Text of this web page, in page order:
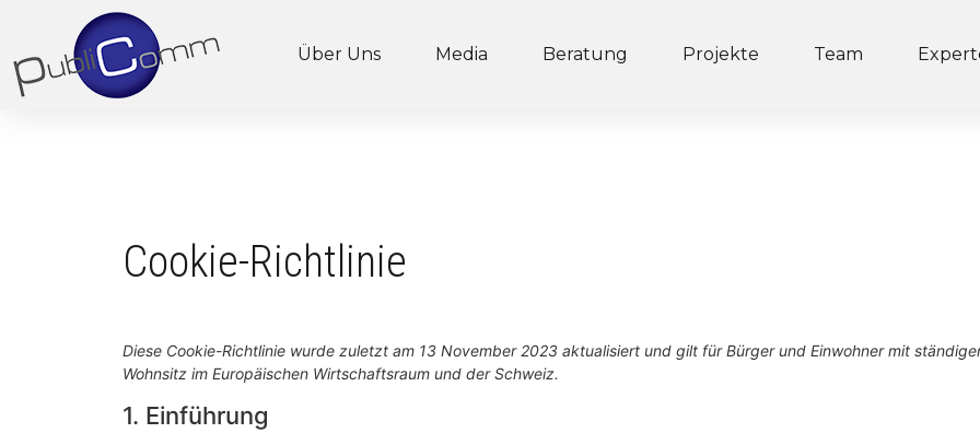
Über Uns Media Beratung Projekte Team
Cookie-Richtlinie
Diese Cookie-Richtlinie wurde zuletzt am 13 November 2023 aktualisiert und gilt für Bürger und Einwohner mit
Wohnsitz im Europäischen Wirtschaftsraum und der Schweiz.
1. Einführung